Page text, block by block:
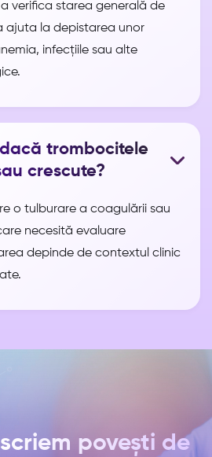
verifica starea generală de
ajuta la depistarea unor
infecțiile sau alte
trombocitele
crescute?
o tulburare a coagulării sau
necesită evaluare
depinde de contextul clinic
povești de